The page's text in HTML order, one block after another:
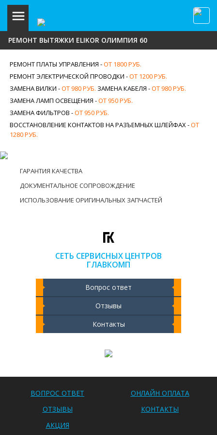
СЕТЬ СЕРВИСНЫХ ЦЕНТРОВ
ГЛАВКОМП
Вопрос ответ
Отзывы
Контакты
РЕМОНТ ВЫТЯЖКИ ELIKOR ОЛИМПИЯ 60
РЕМОНТ ПЛАТЫ УПРАВЛЕНИЯ -ОТ 1800 РУБ.
РЕМОНТ ЭЛЕКТРИЧЕСКОЙ ПРОВОДКИ -ОТ 1200 РУБ.
ЗАМЕНА ВИЛКИ -ОТ 980 РУБ. ЗАМЕНА КАБЕЛЯ -ОТ 980 РУБ.
ЗАМЕНА ЛАМП ОСВЕЩЕНИЯ -ОТ 950 РУБ.
ЗАМЕНА ФИЛЬТРОВ -ОТ 950 РУБ.
ВОССТАНОВЛЕНИЕ КОНТАКТОВ НА РАЗЪЕМНЫХ ШЛЕЙФАХ -ОТ
1280 РУБ.
ГАРАНТИЯ КАЧЕСТВА
ДОКУМЕНТАЛЬНОЕ СОПРОВОЖДЕНИЕ
ИСПОЛЬЗОВАНИЕ ОРИГИНАЛЬНЫХ ЗАПЧАСТЕЙ
ВОПРОС ОТВЕТ
ОНЛАЙН ОПЛАТА
ОТЗЫВЫ
КОНТАКТЫ
АКЦИЯ